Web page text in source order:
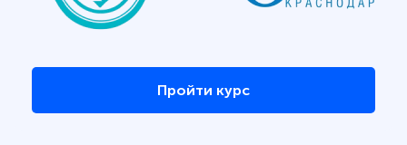
Пройти курс